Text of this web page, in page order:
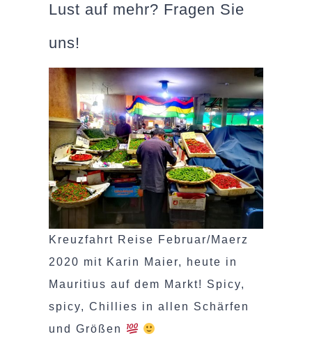
Lust auf mehr? Fragen Sie
uns!
Kreuzfahrt Reise Februar/Maerz
2020 mit Karin Maier, heute in
Mauritius auf dem Markt! Spicy,
spicy, Chillies in allen Schärfen
und Größen